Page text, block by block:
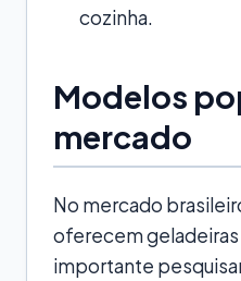
cozinha.
Modelos
mercado
No mercado
oferecem
importante